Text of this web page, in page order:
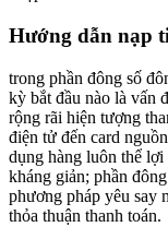
Hướng dẫn nạp
trong phần đông số
kỳ bắt đầu nào là vấn
rộng rãi hiện tượng
điện tử đến card
dụng hàng luôn thể
kháng giản; phần
phương pháp yêu say
thỏa thuận thanh toán.